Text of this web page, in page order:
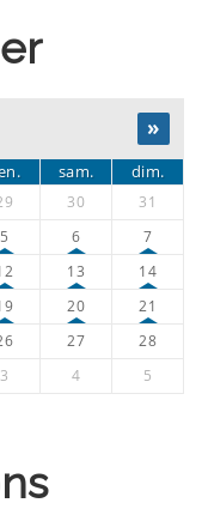
»
sam. dim.
30
31
5 6
7
13
14
20
21
27
28
3 4 5